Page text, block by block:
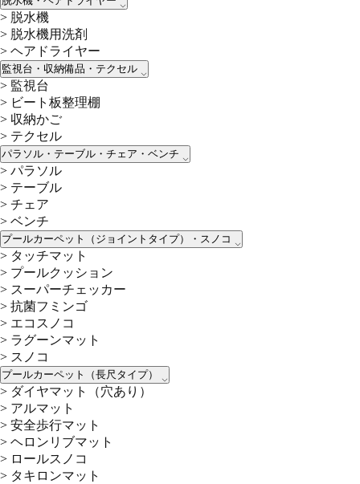
> 脱水機
> 脱水機用洗剤
> ヘアドライヤー
監視台・収納備品・テクセル
> 監視台
> ビート板整理棚
> 収納かご
> テクセル
パラソル・テーブル・チェア・ベンチ
> パラソル
> テーブル
> チェア
> ベンチ
プールカーペット（ジョイントタイプ）・スノコ
> タッチマット
> プールクッション
> スーパーチェッカー
> 抗菌フミンゴ
> エコスノコ
> ラグーンマット
> スノコ
プールカーペット（長尺タイプ）
> ダイヤマット（穴あり）
> アルマット
> 安全歩行マット
> ヘロンリブマット
> ロールスノコ
> タキロンマット